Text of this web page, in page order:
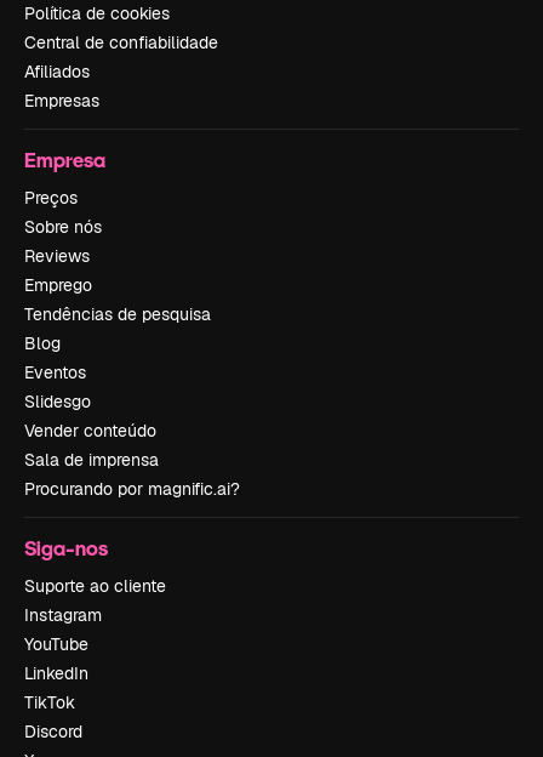
Política de cookies
Central de confiabilidade
Afiliados
Empresas
Empresa
Preços
Sobre nós
Reviews
Emprego
Tendências de pesquisa
Blog
Eventos
Slidesgo
Vender conteúdo
Sala de imprensa
Procurando por magnific.ai?
Siga-nos
Suporte ao cliente
Instagram
YouTube
LinkedIn
TikTok
Discord